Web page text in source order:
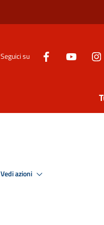
Seguici su
Vedi azioni